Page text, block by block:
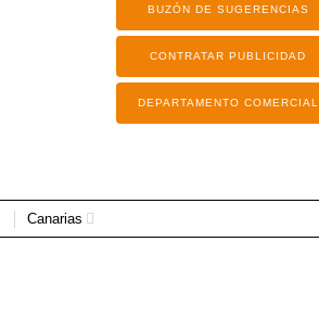
BUZÓN DE SUGERENCIAS
CONTRATAR PUBLICIDAD
DEPARTAMENTO COMERCIAL
Canarias